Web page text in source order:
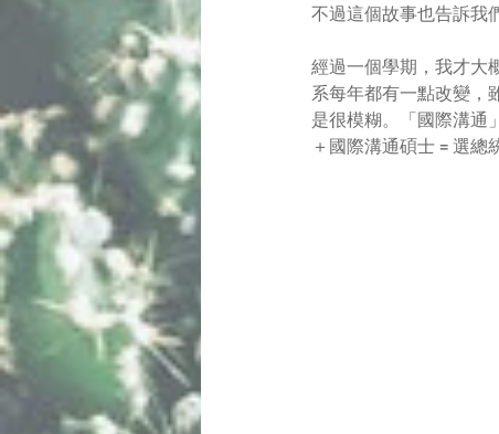
不過這個故事也告訴我
經過一個學期，我才大
系每年都有一點改變，
是很模糊。「國際溝通
＋國際溝通碩士 = 選總